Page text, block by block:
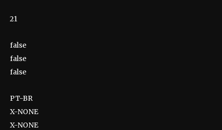
21
false
false
false
PT-BR
X-NONE
X-NONE